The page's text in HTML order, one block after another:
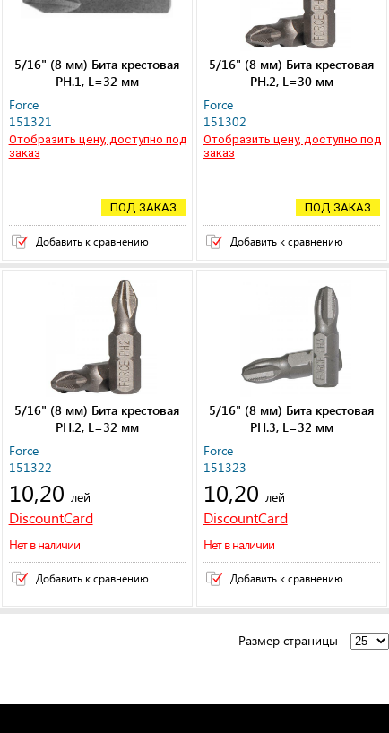
5/16" (8 мм) Бита крестовая
РН.1, L=32 мм
Force
151321
Отобразить цену, доступно под
заказ
ПОД ЗАКАЗ
Добавить к сравнению
5/16" (8 мм) Бита крестовая
РН.2, L=30 мм
Force
151302
Отобразить цену, доступно под
заказ
ПОД ЗАКАЗ
Добавить к сравнению
5/16" (8 мм) Бита крестовая
РН.2, L=32 мм
Force
151322
10,20 лей
DiscountCard
Нет в наличии
Добавить к сравнению
5/16" (8 мм) Бита крестовая
РН.3, L=32 мм
Force
151323
10,20 лей
DiscountCard
Нет в наличии
Добавить к сравнению
Размер страницы